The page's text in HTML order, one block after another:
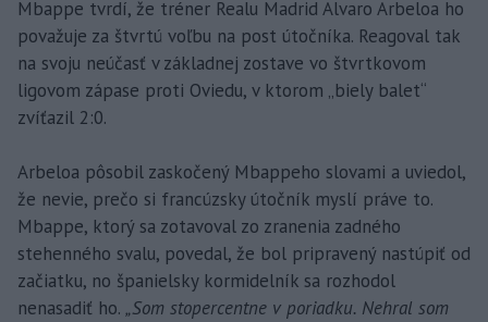
Mbappe tvrdí, že tréner Realu Madrid Alvaro Arbeloa ho
považuje za štvrtú voľbu na post útočníka. Reagoval tak
na svoju neúčasť v základnej zostave vo štvrtkovom
ligovom zápase proti Oviedu, v ktorom „biely balet“
zvíťazil 2:0.
Arbeloa pôsobil zaskočený Mbappeho slovami a uviedol,
že nevie, prečo si francúzsky útočník myslí práve to.
Mbappe, ktorý sa zotavoval zo zranenia zadného
stehenného svalu, povedal, že bol pripravený nastúpiť od
začiatku, no španielsky kormidelník sa rozhodol
nenasadiť ho. „Som stopercentne v poriadku. Nehral som